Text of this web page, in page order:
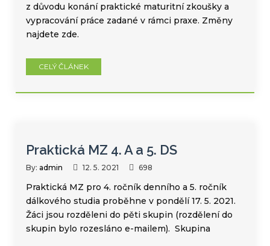
z důvodu konání praktické maturitní zkoušky a
vypracování práce zadané v rámci praxe. Změny
najdete zde.
CELÝ ČLÁNEK
Praktická MZ 4. A a 5. DS
By: admin 12. 5. 2021 698
Praktická MZ pro 4. ročník denního a 5. ročník
dálkového studia proběhne v pondělí 17. 5. 2021.
Žáci jsou rozděleni do pěti skupin (rozdělení do
skupin bylo rozesláno e-mailem). Skupina